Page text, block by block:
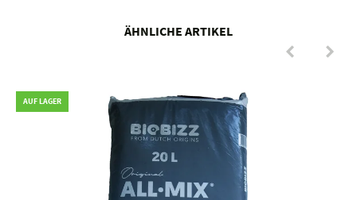
ÄHNLICHE ARTIKEL
AUF LAGER